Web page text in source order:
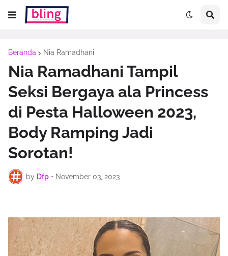
Beranda Nia Ramadhani
Nia Ramadhani Tampil
Seksi Bergaya ala Princess
di Pesta Halloween 2023,
Body Ramping Jadi
Sorotan!
by Dfp • November 03, 2023